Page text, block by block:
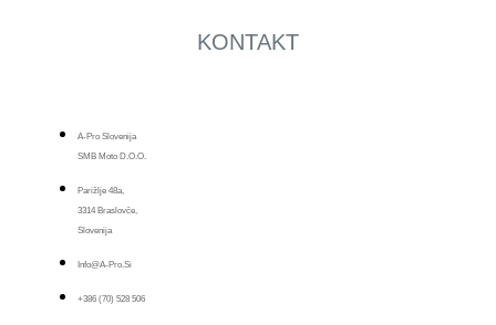
KONTAKT
A-Pro Slovenija
SMB Moto D.o.o.
Parižlje 48a,
3314 Braslovče,
Slovenija
Info@a-Pro.si
+386 (70) 528 506